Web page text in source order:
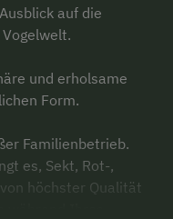
auf die
und erholsame
Form.
Familienbetrieb.
es, Sekt, Rot-,
höchster Qualität